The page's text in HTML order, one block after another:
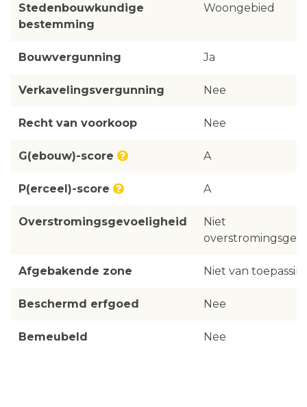
Stedenbouwkundige
bestemming
Woongebied
Bouwvergunning Ja
Verkavelingsvergunning Nee
Recht van voorkoop Nee
G(ebouw)-score A
P(erceel)-score A
Overstromingsgevoeligheid
Niet
Afgebakende zone Niet van
Beschermd erfgoed Nee
Bemeubeld Nee